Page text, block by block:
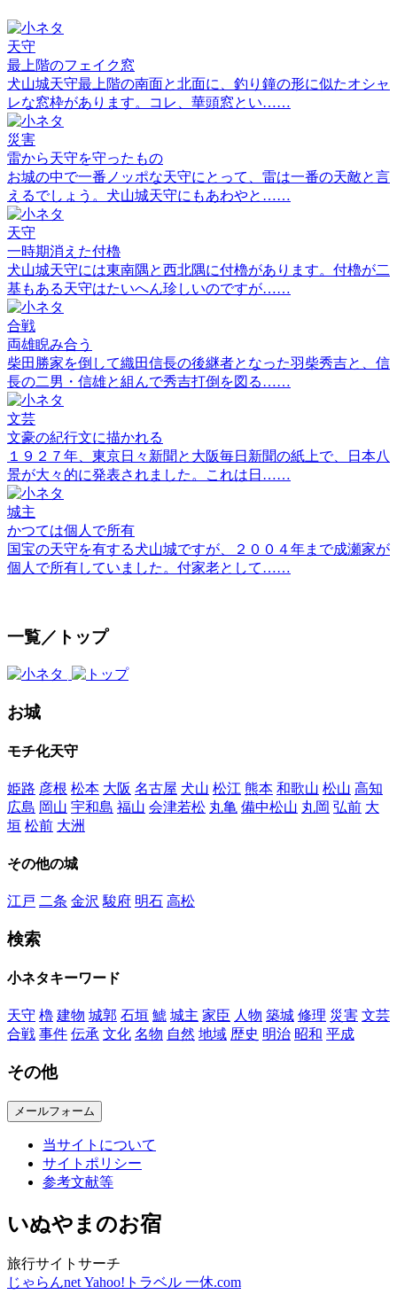
天守
最上階のフェイク窓
犬山城天守最上階の南面と北面に、釣り鐘の形に似たオシャ
レな窓枠があります。コレ、華頭窓とい……
災害
雷から天守を守ったもの
お城の中で一番ノッポな天守にとって、雷は一番の天敵と言
えるでしょう。犬山城天守にもあわやと……
天守
一時期消えた付櫓
犬山城天守には東南隅と西北隅に付櫓があります。付櫓が二
基もある天守はたいへん珍しいのですが……
合戦
両雄睨み合う
柴田勝家を倒して織田信長の後継者となった羽柴秀吉と、信
長の二男・信雄と組んで秀吉打倒を図る……
文芸
文豪の紀行文に描かれる
１９２７年、東京日々新聞と大阪毎日新聞の紙上で、日本八
景が大々的に発表されました。これは日……
城主
かつては個人で所有
国宝の天守を有する犬山城ですが、２００４年まで成瀬家が
個人で所有していました。付家老として……
一覧／トップ
お城
モチ化天守
姫路 彦根 松本 大阪 名古屋 犬山 松江 熊本 和歌山 松山 高知
広島 岡山 宇和島 福山 会津若松 丸亀 備中松山 丸岡 弘前 大
垣 松前 大洲
その他の城
江戸 二条 金沢 駿府 明石 高松
検索
小ネタキーワード
天守 櫓 建物 城郭 石垣 鯱 城主 家臣 人物 築城 修理 災害 文芸
合戦 事件 伝承 文化 名物 自然 地域 歴史 明治 昭和 平成
その他
メールフォーム
当サイトについて
サイトポリシー
参考文献等
いぬやまのお宿
旅行サイトサーチ
じゃらんnetYahoo!トラベル 一休.com